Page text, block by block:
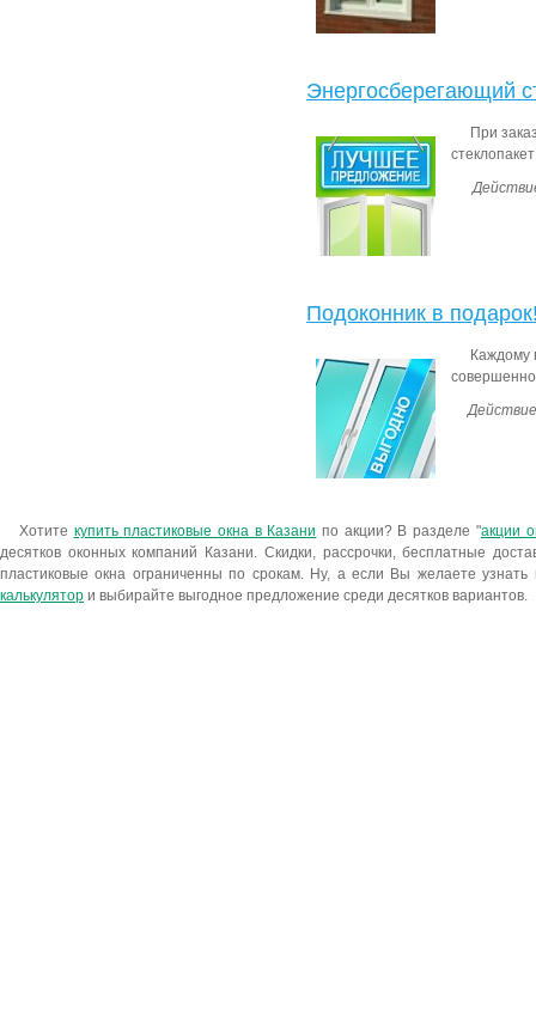
Энергосберегающий
При
Подоконник в
Каждому
Хотите купить пластиковые окна в Казани по акции? В разделе "акции
десятков оконных компаний Казани. Скидки, рассрочки, бесплатные
пластиковые окна ограниченны по срокам. Ну, а если Вы желаете
калькулятор и выбирайте выгодное предложение среди десятков вариантов.